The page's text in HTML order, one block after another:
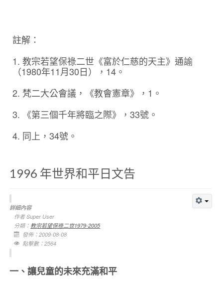
註解：
1. 教宗若望保祿二世《富於仁慈的天主》通諭
（1980年11月30日），14。
2. 梵二大公會議，《教會憲章》，1。
3. 《第三個千年將臨之際》，33號。
4. 同上，34號。
1996 年世界和平日文告
詳細內容
作者Super User
分類： 教宗若望保祿二世1979-2005
發佈：2009-08-08
點擊數：2564
一、讓兒童的未來充滿和平